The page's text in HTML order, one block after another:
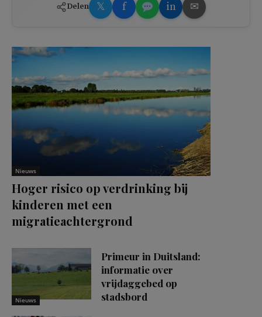
Delen 𝕏 f in ✉
Nieuws
Hoger risico op verdrinking bij
kinderen met een
migratieachtergrond
Nieuws
Primeur in Duitsland:
informatie over
vrijdaggebed op
stadsbord